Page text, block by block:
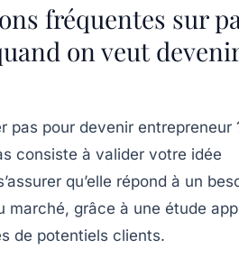
fréquentes sur
on veut
pas pour devenir entrepreneur
consiste à valider votre idée
qu’elle répond à un
marché, grâce à une étude
de potentiels clients.